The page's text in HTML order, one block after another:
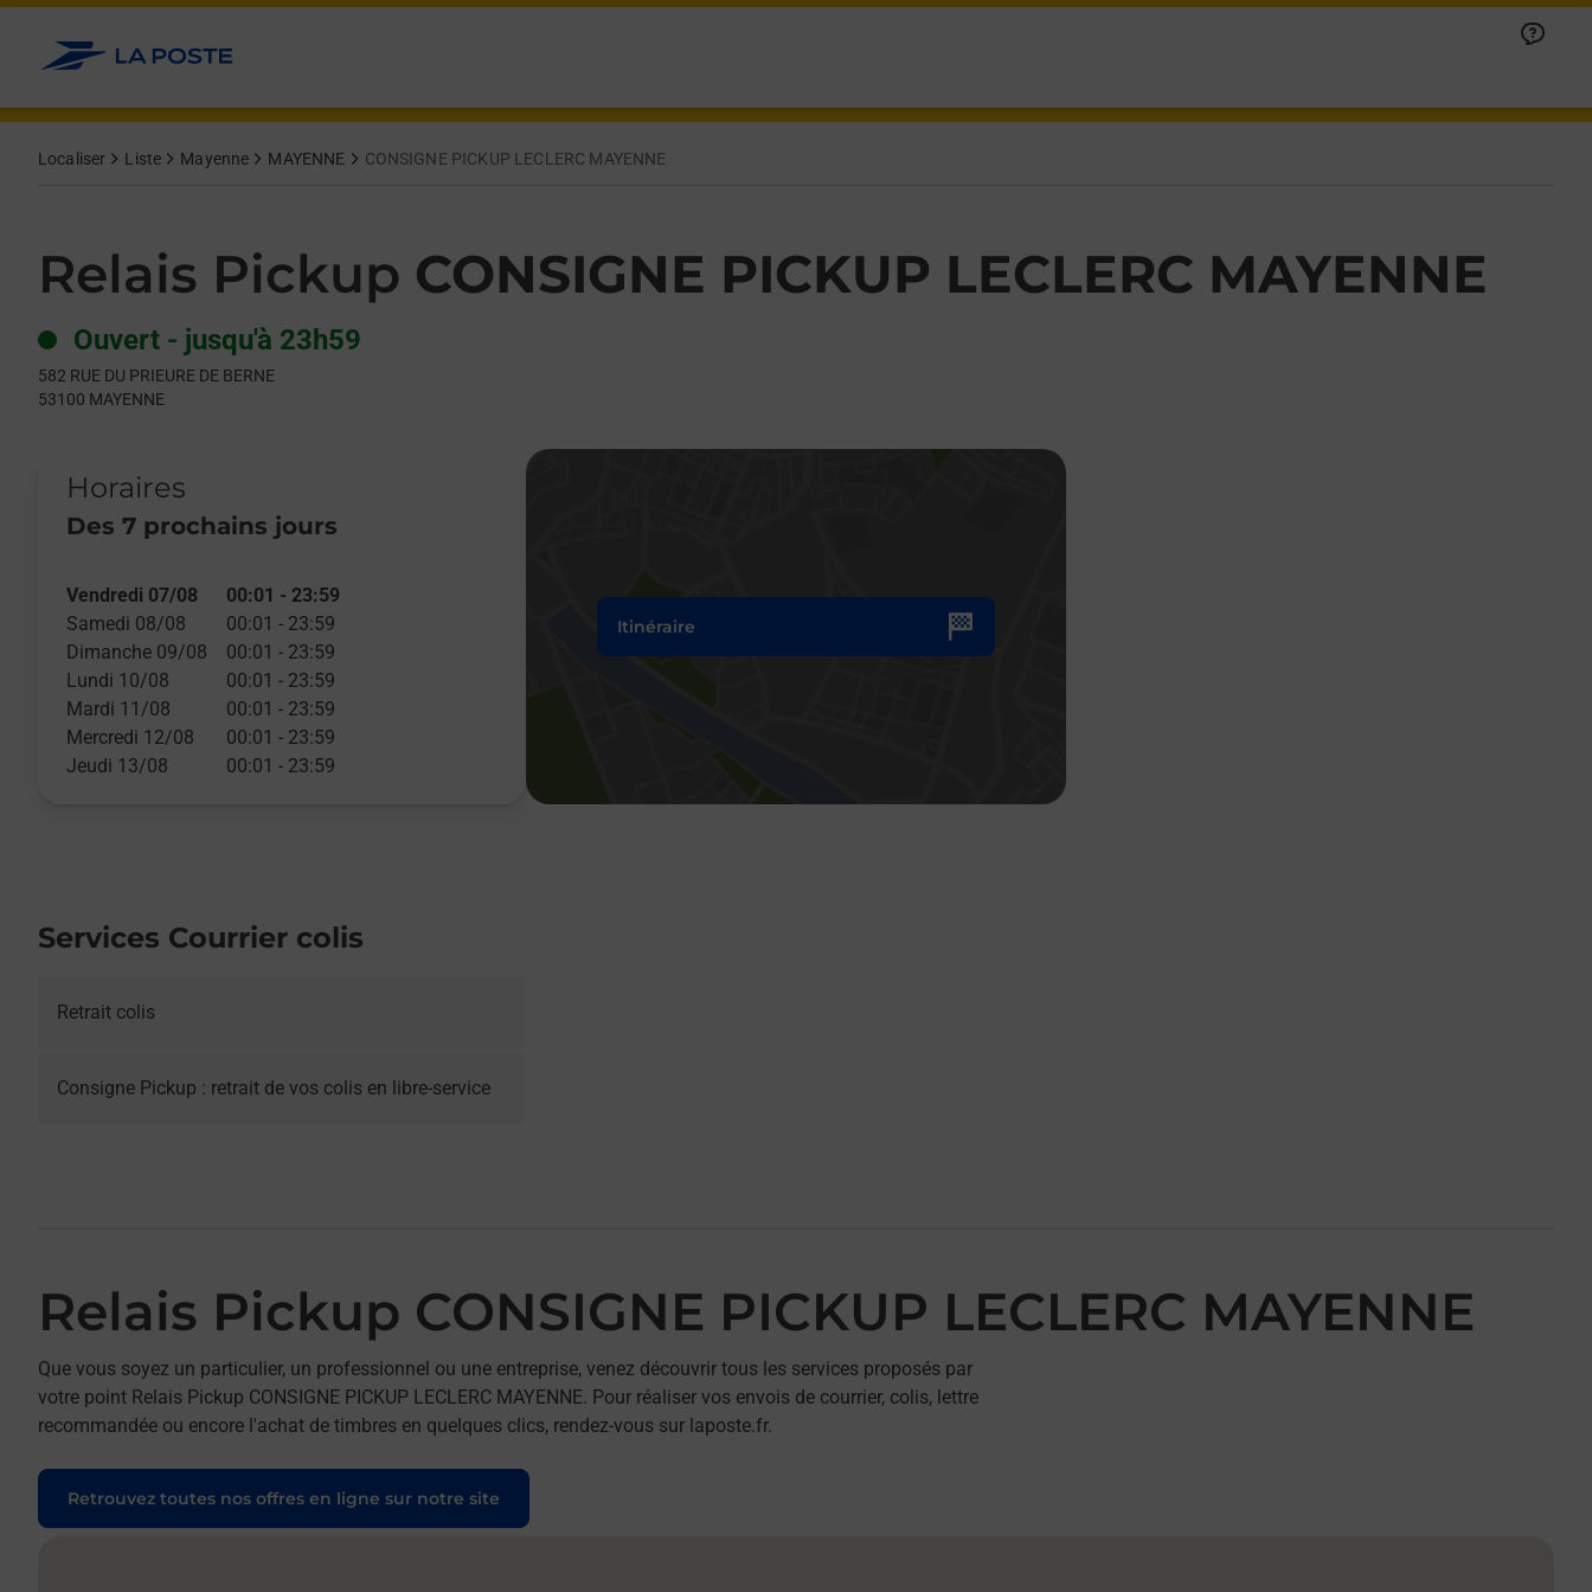
Allez au contenu
Localiser Liste Mayenne MAYENNE CONSIGNE PICKUP LECLERC MAYENNE
Relais Pickup CONSIGNE PICKUP LECLERC MAYENNE
Ouvert - jusqu'à 23h59
582 RUE DU PRIEURE DE BERNE
53100 MAYENNE
Horaires
Des 7 prochains jours
Day of the WeekHours
Vendredi 07/08 00:01 - 23:59
Samedi 08/08
00:01 - 23:59
Dimanche 09/08
00:01 - 23:59
Lundi 10/08
00:01 - 23:59
Mardi 11/08
00:01 - 23:59
Mercredi 12/08
00:01 - 23:59
Jeudi 13/08
00:01 - 23:59
Itinéraire
Services Courrier colis
Retrait colis
Consigne Pickup : retrait de vos colis en libre-service
Relais Pickup CONSIGNE PICKUP LECLERC MAYENNE
Que vous soyez un particulier, un professionnel ou une entreprise, venez découvrir tous les services proposés par
votre point Relais Pickup CONSIGNE PICKUP LECLERC MAYENNE. Pour réaliser vos envois de courrier, colis, lettre
recommandée ou encore l'achat de timbres en quelques clics, rendez-vous sur laposte.fr.
Retrouvez toutes nos offres en ligne sur notre site
Get directions to Relais Pickup at 582 RUE DU PRIEURE DE BERNE MAYENNE,
lien s'ouvre dans un nouvel onglet